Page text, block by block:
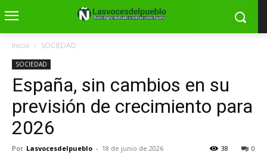
Inicio SOCIEDAD
SOCIEDAD
España, sin cambios en su
previsión de crecimiento para
2026
Por Lasvocesdelpueblo - 18 de junio de 2026 0
38